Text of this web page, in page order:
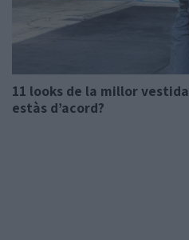
11 looks de la millor vestida
estàs d’acord?